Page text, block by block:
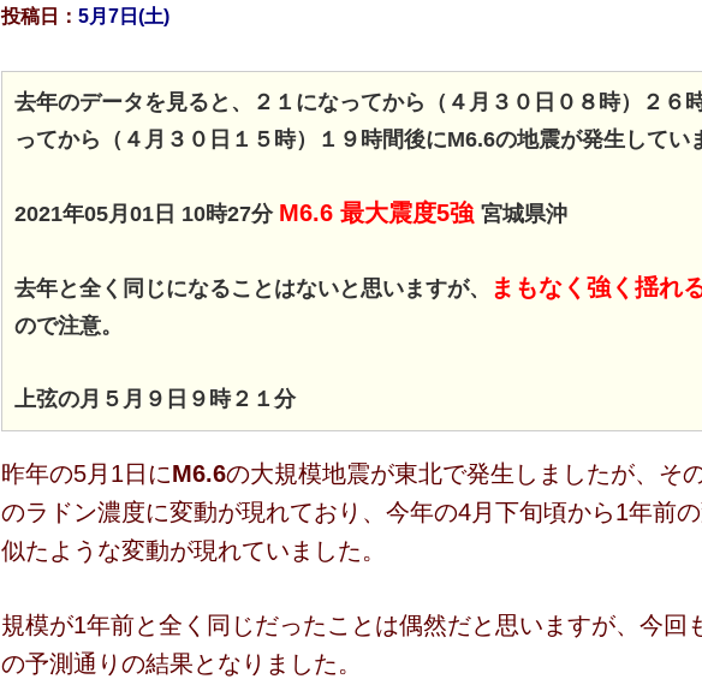
投稿日： 5月7日(土)
去年のデータを見ると、２１になってから（４月３０日０８時）２６
ってから（４月３０日１５時）１９時間後にM6.6の地震が発生してい
2021年05月01日 10時27分 M6.6 最大震度5強 宮城県沖
去年と全く同じになることはないと思いますが、 まもなく強く揺れ
ので注意。
上弦の月５月９日９時２１分
昨年の5月1日にM6.6の大規模地震が東北で発生しましたが、そ
のラドン濃度に変動が現れており、今年の4月下旬頃から1年前
似たような変動が現れていました。
規模が1年前と全く同じだったことは偶然だと思いますが、今回
の予測通りの結果となりました。